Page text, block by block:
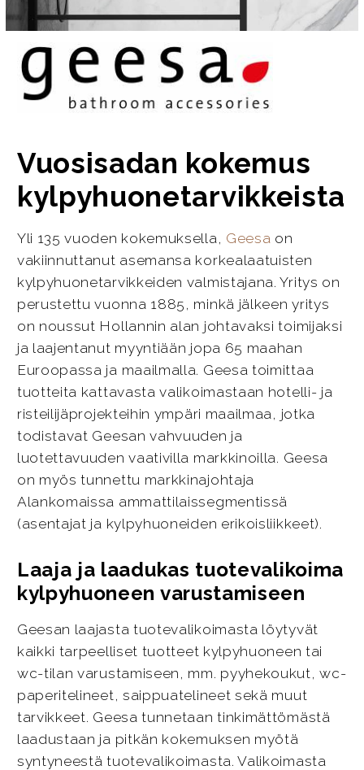
Vuosisadan kokemus
kylpyhuonetarvikkeista
Yli 135 vuoden kokemuksella, Geesa on
vakiinnuttanut asemansa korkealaatuisten
kylpyhuonetarvikkeiden valmistajana. Yritys on
perustettu vuonna 1885, minkä jälkeen yritys
on noussut Hollannin alan johtavaksi toimijaksi
ja laajentanut myyntiään jopa 65 maahan
Euroopassa ja maailmalla. Geesa toimittaa
tuotteita kattavasta valikoimastaan hotelli- ja
risteilijäprojekteihin ympäri maailmaa, jotka
todistavat Geesan vahvuuden ja
luotettavuuden vaativilla markkinoilla. Geesa
on myös tunnettu markkinajohtaja
Alankomaissa ammattilaissegmentissä
(asentajat ja kylpyhuoneiden erikoisliikkeet).
Laaja ja laadukas tuotevalikoima
kylpyhuoneen varustamiseen
Geesan laajasta tuotevalikoimasta löytyvät
kaikki tarpeelliset tuotteet kylpyhuoneen tai
wc-tilan varustamiseen, mm. pyyhekoukut, wc-
paperitelineet, saippuatelineet sekä muut
tarvikkeet. Geesa tunnetaan tinkimättömästä
laadustaan ja pitkän kokemuksen myötä
syntyneestä tuotevalikoimasta. Valikoimasta